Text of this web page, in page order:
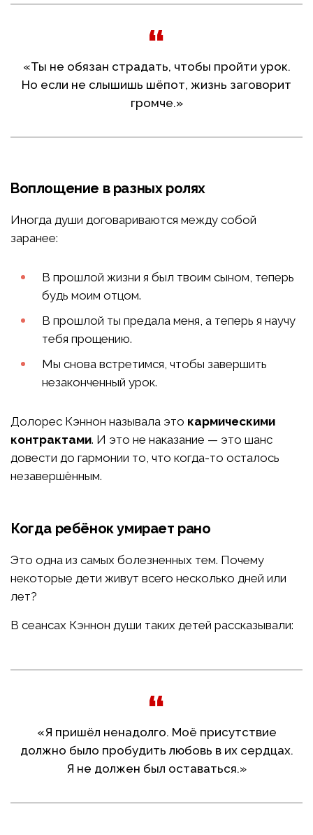
«Ты не обязан страдать, чтобы пройти урок.
Но если не слышишь шёпот, жизнь заговорит
громче.»
Воплощение в разных ролях
Иногда души договариваются между собой
заранее:
В прошлой жизни я был твоим сыном, теперь
будь моим отцом.
В прошлой ты предала меня, а теперь я научу
тебя прощению.
Мы снова встретимся, чтобы завершить
незаконченный урок.
Долорес Кэннон называла это кармическими
контрактами. И это не наказание — это шанс
довести до гармонии то, что когда-то осталось
незавершённым.
Когда ребёнок умирает рано
Это одна из самых болезненных тем. Почему
некоторые дети живут всего несколько дней или
лет?
В сеансах Кэннон души таких детей рассказывали:
«Я пришёл ненадолго. Моё присутствие
должно было пробудить любовь в их сердцах.
Я не должен был оставаться.»